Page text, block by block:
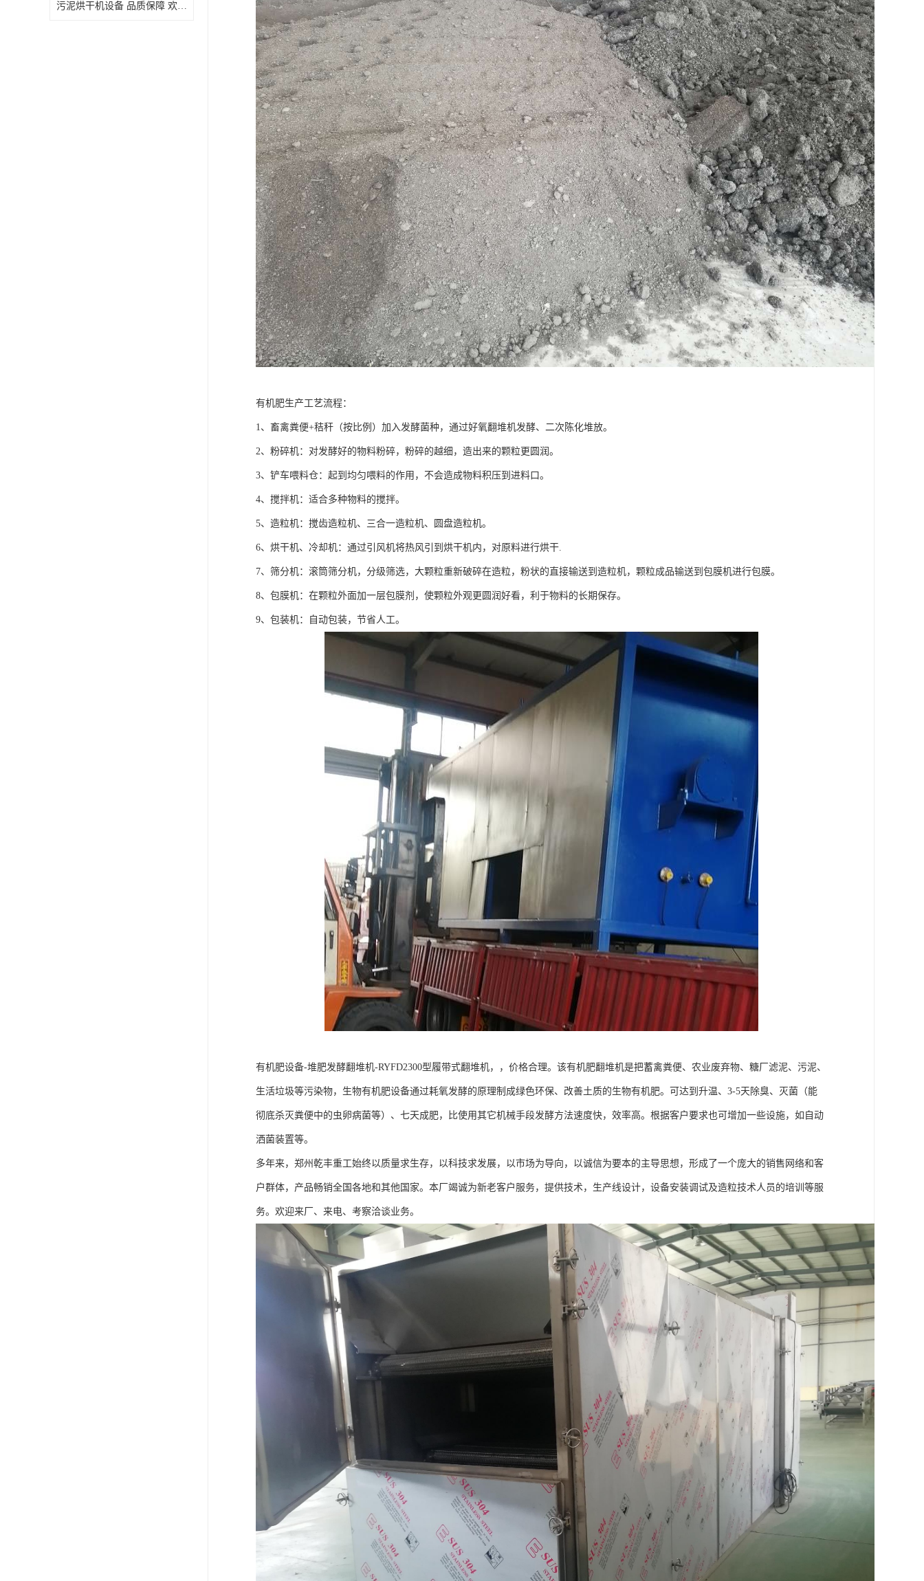
污泥烘干机设备 品质保障 欢迎咨询
有机肥生产工艺流程：
1、畜禽粪便+秸秆（按比例）加入发酵菌种，通过好氧翻堆机发酵、二次陈化堆放。
2、粉碎机：对发酵好的物料粉碎，粉碎的越细，造出来的颗粒更圆润。
3、铲车喂料仓：起到均匀喂料的作用，不会造成物料积压到进料口。
4、搅拌机：适合多种物料的搅拌。
5、造粒机：搅齿造粒机、三合一造粒机、圆盘造粒机。
6、烘干机、冷却机：通过引风机将热风引到烘干机内，对原料进行烘干.
7、筛分机：滚筒筛分机，分级筛选，大颗粒重新破碎在造粒，粉状的直接输送到造粒机，颗粒成品输送到包膜机进行包膜。
8、包膜机：在颗粒外面加一层包膜剂，使颗粒外观更圆润好看，利于物料的长期保存。
9、包装机：自动包装，节省人工。
有机肥设备-堆肥发酵翻堆机-RYFD2300型履带式翻堆机，，价格合理。该有机肥翻堆机是把蓄禽粪便、农业废弃物、糖厂滤泥、污泥、
生活垃圾等污染物，生物有机肥设备通过耗氧发酵的原理制成绿色环保、改善土质的生物有机肥。可达到升温、3-5天除臭、灭菌（能
彻底杀灭粪便中的虫卵病菌等）、七天成肥，比使用其它机械手段发酵方法速度快，效率高。根据客户要求也可增加一些设施，如自动
洒菌装置等。
多年来，郑州乾丰重工始终以质量求生存，以科技求发展，以市场为导向，以诚信为要本的主导思想，形成了一个庞大的销售网络和客
户群体，产品畅销全国各地和其他国家。本厂竭诚为新老客户服务，提供技术，生产线设计，设备安装调试及造粒技术人员的培训等服
务。欢迎来厂、来电、考察洽谈业务。